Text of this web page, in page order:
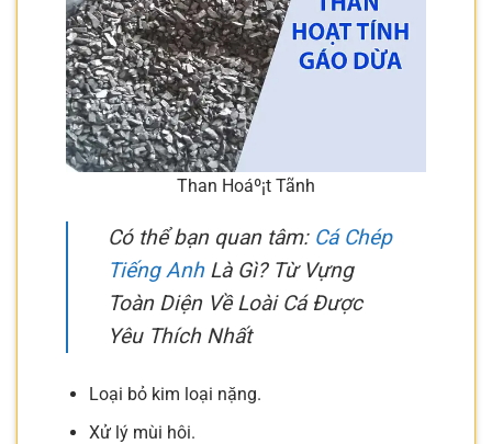
Than Hoáº¡t Tã­nh
Có thể bạn quan tâm: Cá Chép
Tiếng AnhLà Gì? Từ Vựng
Toàn Diện Về Loài Cá Được
Yêu Thích Nhất
Loại bỏ kim loại nặng.
Xử lý mùi hôi.